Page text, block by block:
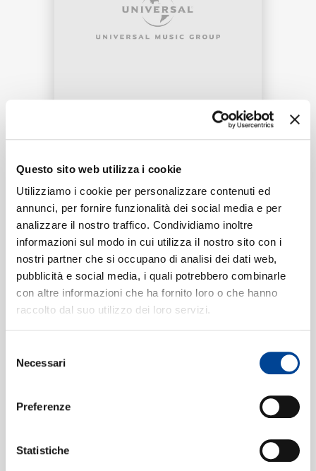
Questo sito web utilizza i cookie
Utilizziamo i cookie per personalizzare contenuti ed
annunci, per fornire funzionalità dei social media e per
analizzare il nostro traffico. Condividiamo inoltre
informazioni sul modo in cui utilizza il nostro sito con i
nostri partner che si occupano di analisi dei dati web,
pubblicità e social media, i quali potrebbero combinarle
con altre informazioni che ha fornito loro o che hanno
raccolto dal suo utilizzo dei loro servizi.
delNecessari
Preferenze
Statistiche
Tracklist:
You Make It Feel Like Christmas
02:36
Gwen Stefani, Blake Shelton
Formati disponibili:
AOP
Etichetta:
NEWS
RICERCA
CHI SIAMO
CONTATTI
NEWSLETTER